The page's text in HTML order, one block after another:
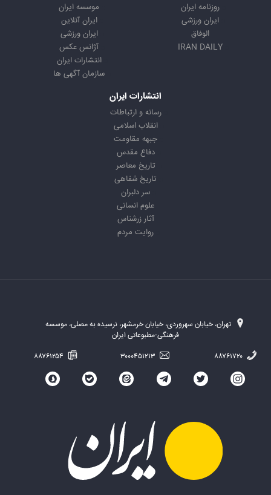
روزنامه ایران
ایران ورزشی
الوفاق
IRAN DAILY
موسسه ایران
ایران آنلاین
ایران ورزشی
آژانس عکس
انتشارات ایران
سازمان آگهی ها
انتشارات ایران
رسانه و ارتباطات
انقلاب اسلامی
جبهه مقاومت
دفاع مقدس
تاریخ معاصر
تاریخ شفاهی
سر دلبران
علوم انسانی
آثار زرشناس
روایت مردم
تهران، خیابان سهروردی، خیابان خرمشهر، نرسیده به مصلی، موسسه
فرهنگی-مطبوعاتی ایران